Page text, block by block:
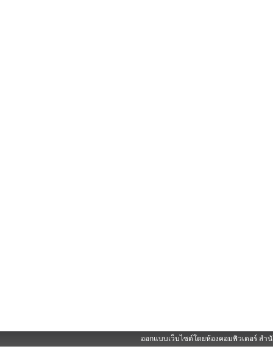
ออกแบบเว็บไซต์โดยห้องคอมพิวเตอร์ ส